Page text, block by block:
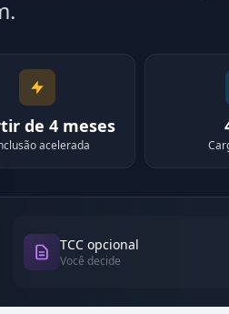
de 4 meses
acelerada
TCC opcional
Você decide